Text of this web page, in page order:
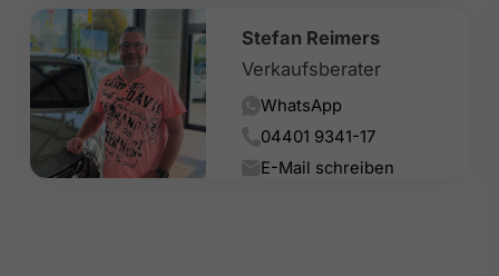
Stefan Reimers
Verkaufsberater
WhatsApp
04401 9341-17
E-Mail schreiben